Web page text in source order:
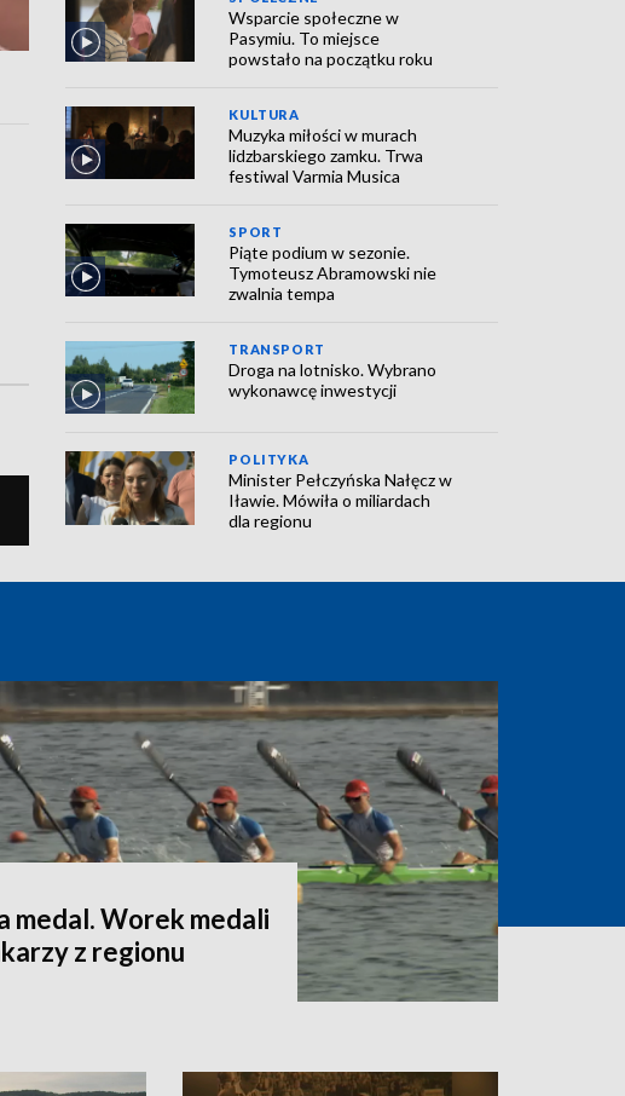
Wsparcie społeczne w
Pasymiu. To miejsce
powstało na początku roku
KULTURA
Muzyka miłości w murach
lidzbarskiego zamku. Trwa
festiwal Varmia Musica
SPORT
Piąte podium w sezonie.
Tymoteusz Abramowski nie
zwalnia tempa
TRANSPORT
Droga na lotnisko. Wybrano
wykonawcę inwestycji
POLITYKA
Minister Pełczyńska Nałęcz w
Iławie. Mówiła o miliardach
dla regionu
medal. Worek medali
z regionu